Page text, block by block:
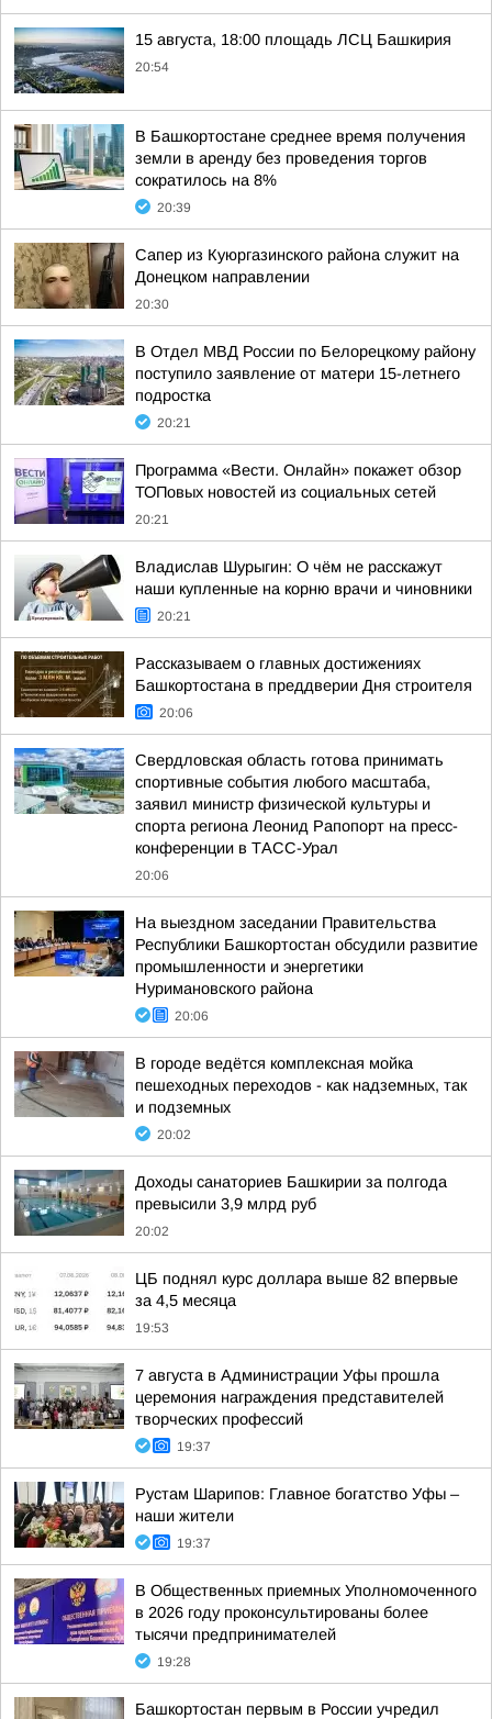
15 августа, 18:00 площадь ЛСЦ Башкирия
20:54
В Башкортостане среднее время получения
земли в аренду без проведения торгов
сократилось на 8%
20:39
Сапер из Куюргазинского района служит на
Донецком направлении
20:30
В Отдел МВД России по Белорецкому району
поступило заявление от матери 15-летнего
подростка
20:21
Программа «Вести. Онлайн» покажет обзор
ТОПовых новостей из социальных сетей
20:21
Владислав Шурыгин: О чём не расскажут
наши купленные на корню врачи и чиновники
20:21
Рассказываем о главных достижениях
Башкортостана в преддверии Дня строителя
20:06
Свердловская область готова принимать
спортивные события любого масштаба,
заявил министр физической культуры и
спорта региона Леонид Рапопорт на пресс-
конференции в ТАСС-Урал
20:06
На выездном заседании Правительства
Республики Башкортостан обсудили развитие
промышленности и энергетики
Нуримановского района
20:06
В городе ведётся комплексная мойка
пешеходных переходов - как надземных, так
и подземных
20:02
Доходы санаториев Башкирии за полгода
превысили 3,9 млрд руб
20:02
ЦБ поднял курс доллара выше 82 впервые
за 4,5 месяца
19:53
7 августа в Администрации Уфы прошла
церемония награждения представителей
творческих профессий
19:37
Рустам Шарипов: Главное богатство Уфы –
наши жители
19:37
В Общественных приемных Уполномоченного
в 2026 году проконсультированы более
тысячи предпринимателей
19:28
Башкортостан первым в России учредил